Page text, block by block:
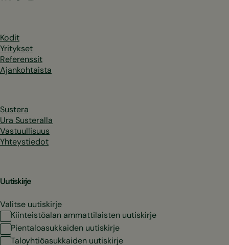
Kodit
Yritykset
Referenssit
Ajankohtaista
Sustera
Ura Susteralla
Vastuullisuus
Yhteystiedot
Uutiskirje
Valitse uutiskirje
Kiinteistöalan ammattilaisten uutiskirje
Pientaloasukkaiden uutiskirje
Taloyhtiöasukkaiden uutiskirje